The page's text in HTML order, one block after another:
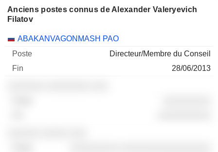
Anciens postes connus de Alexander Valeryevich
Filatov
Sociétés Poste Fin
ABAKANVAGONMASH PAO
Directeur/Membre du Conseil
28/06/2013